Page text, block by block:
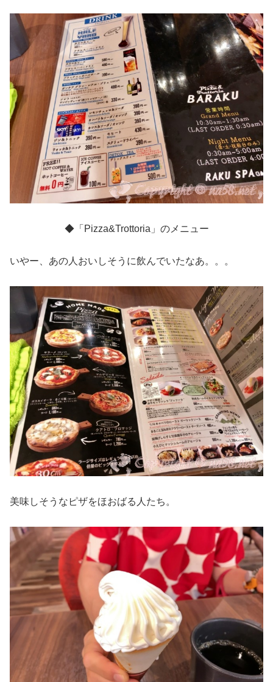
◆「Pizza&Trottoria」のメニュー
いやー、あの人おいしそうに飲んでいたなあ。。。
美味しそうなピザをほおばる人たち。